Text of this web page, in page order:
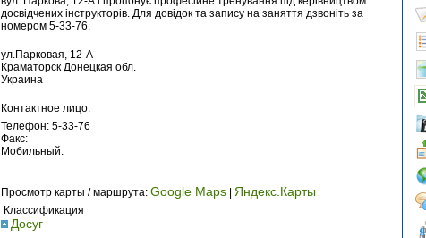
досвідчених інструкторів. Для довідок та запису на заняття дзвоніть за
номером 5-33-76.
ул.Парковая, 12-А
Краматорск Донецкая обл.
Украина
Контактное лицо:
Телефон: 5-33-76
Факс:
Мобильный:
Просмотр карты / маршрута: Google Maps| Яндекс.Карты
Классификация
Досуг